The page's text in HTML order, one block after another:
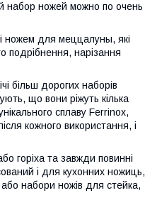
набор ножей можно по очень
ножем для меццалуны, які
подрібнення, нарізання
більш дорогих наборів
що вони ріжуть кілька
сплаву Ferrinox,
кожного використання, і
горіха та завжди повинні
і для кухонних ножиць,
або набори ножів для стейка,